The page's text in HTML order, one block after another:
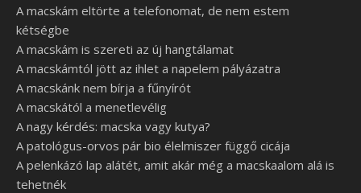
A macskám eltörte a telefonomat, de nem estem
kétségbe
A macskám is szereti az új hangtálamat
A macskámtól jött az ihlet a napelem pályázatra
A macskánk nem bírja a fűnyírót
A macskától a menetlevélig
A nagy kérdés: macska vagy kutya?
A patológus-orvos pár bio élelmiszer függő cicája
A pelenkázó lap alátét, amit akár még a macskaalom alá is
tehetnék